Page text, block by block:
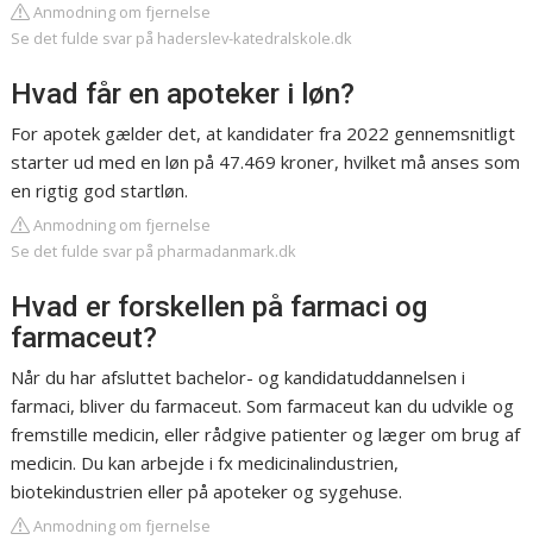
Anmodning om fjernelse
Se det fulde svar på haderslev-katedralskole.dk
Hvad får en apoteker i løn?
For apotek gælder det, at kandidater fra 2022 gennemsnitligt
starter ud med en løn på 47.469 kroner, hvilket må anses som
en rigtig god startløn.
Anmodning om fjernelse
Se det fulde svar på pharmadanmark.dk
Hvad er forskellen på farmaci og
farmaceut?
Når du har afsluttet bachelor- og kandidatuddannelsen i
farmaci, bliver du farmaceut. Som farmaceut kan du udvikle og
fremstille medicin, eller rådgive patienter og læger om brug af
medicin. Du kan arbejde i fx medicinalindustrien,
biotekindustrien eller på apoteker og sygehuse.
Anmodning om fjernelse